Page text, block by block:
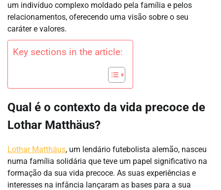
um indivíduo complexo moldado pela família e pelos
relacionamentos, oferecendo uma visão sobre o seu
caráter e valores.
Key sections in the article:
Qual é o contexto da vida precoce de
Lothar Matthäus?
Lothar Matthäus, um lendário futebolista alemão, nasceu
numa família solidária que teve um papel significativo na
formação da sua vida precoce. As suas experiências e
interesses na infância lançaram as bases para a sua